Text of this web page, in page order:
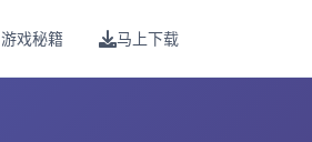
游戏秘籍 马上下载